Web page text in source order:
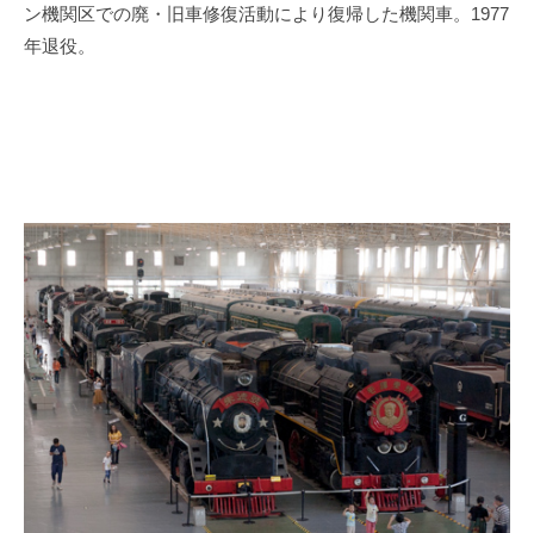
ン機関区での廃・旧車修復活動により復帰した機関車。 1977
年退役。